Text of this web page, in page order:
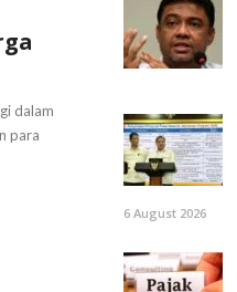
dalam
para
6 August 2026